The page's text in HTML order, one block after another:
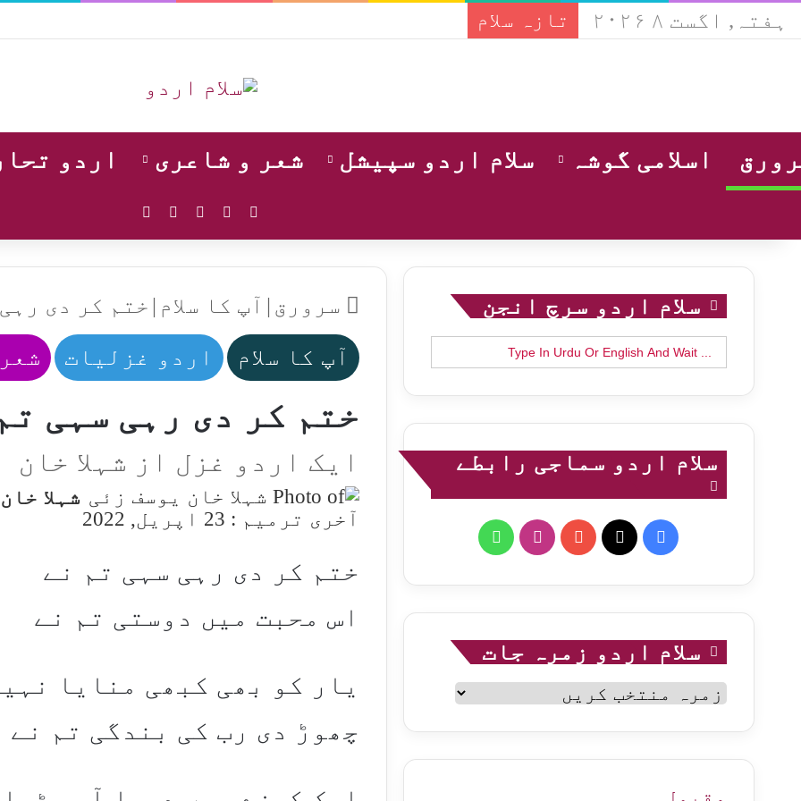
ہفتہ, اگست ۸ ۲۰۲۶ تازہ سلام
اسلامی گوشہ سلام اردو سپیشل شعر و شاعری اردو
Facebook
YouTube
Instagram
سرورق | آپ کا سلام | ختم کر دی
آپ کا سلام اردو غزلیات
ختم کر دی رہی سہی
ایک اردو غزل از شہلا خان
شہلا
آخری ترمیم : 23 اپریل, 2022
ختم کر دی رہی سہی تم نے
اس محبت میں دوستی تم نے
یار کو بھی کبھی منایا
چھوڑ دی رب کی بندگی تم نے
سلام اردو سرچ انجن
Search
for:
سلام اردو سماجی رابطے
Facebook
YouTube
Instagram
WhatsApp
سلام اردو زمرہ جات
سلام
اردو
زمرہ